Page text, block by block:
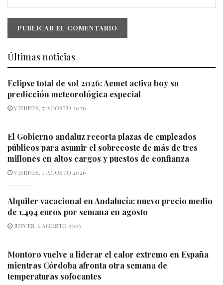
Últimas noticias
Eclipse total de sol 2026: Aemet activa hoy su
predicción meteorológica especial
VIERNES, 7 AGOSTO 2026
El Gobierno andaluz recorta plazas de empleados
públicos para asumir el sobrecoste de más de tres
millones en altos cargos y puestos de confianza
VIERNES, 7 AGOSTO 2026
Alquiler vacacional en Andalucía: nuevo precio medio
de 1.494 euros por semana en agosto
JUEVES, 6 AGOSTO 2026
Montoro vuelve a liderar el calor extremo en España
mientras Córdoba afronta otra semana de
temperaturas sofocantes